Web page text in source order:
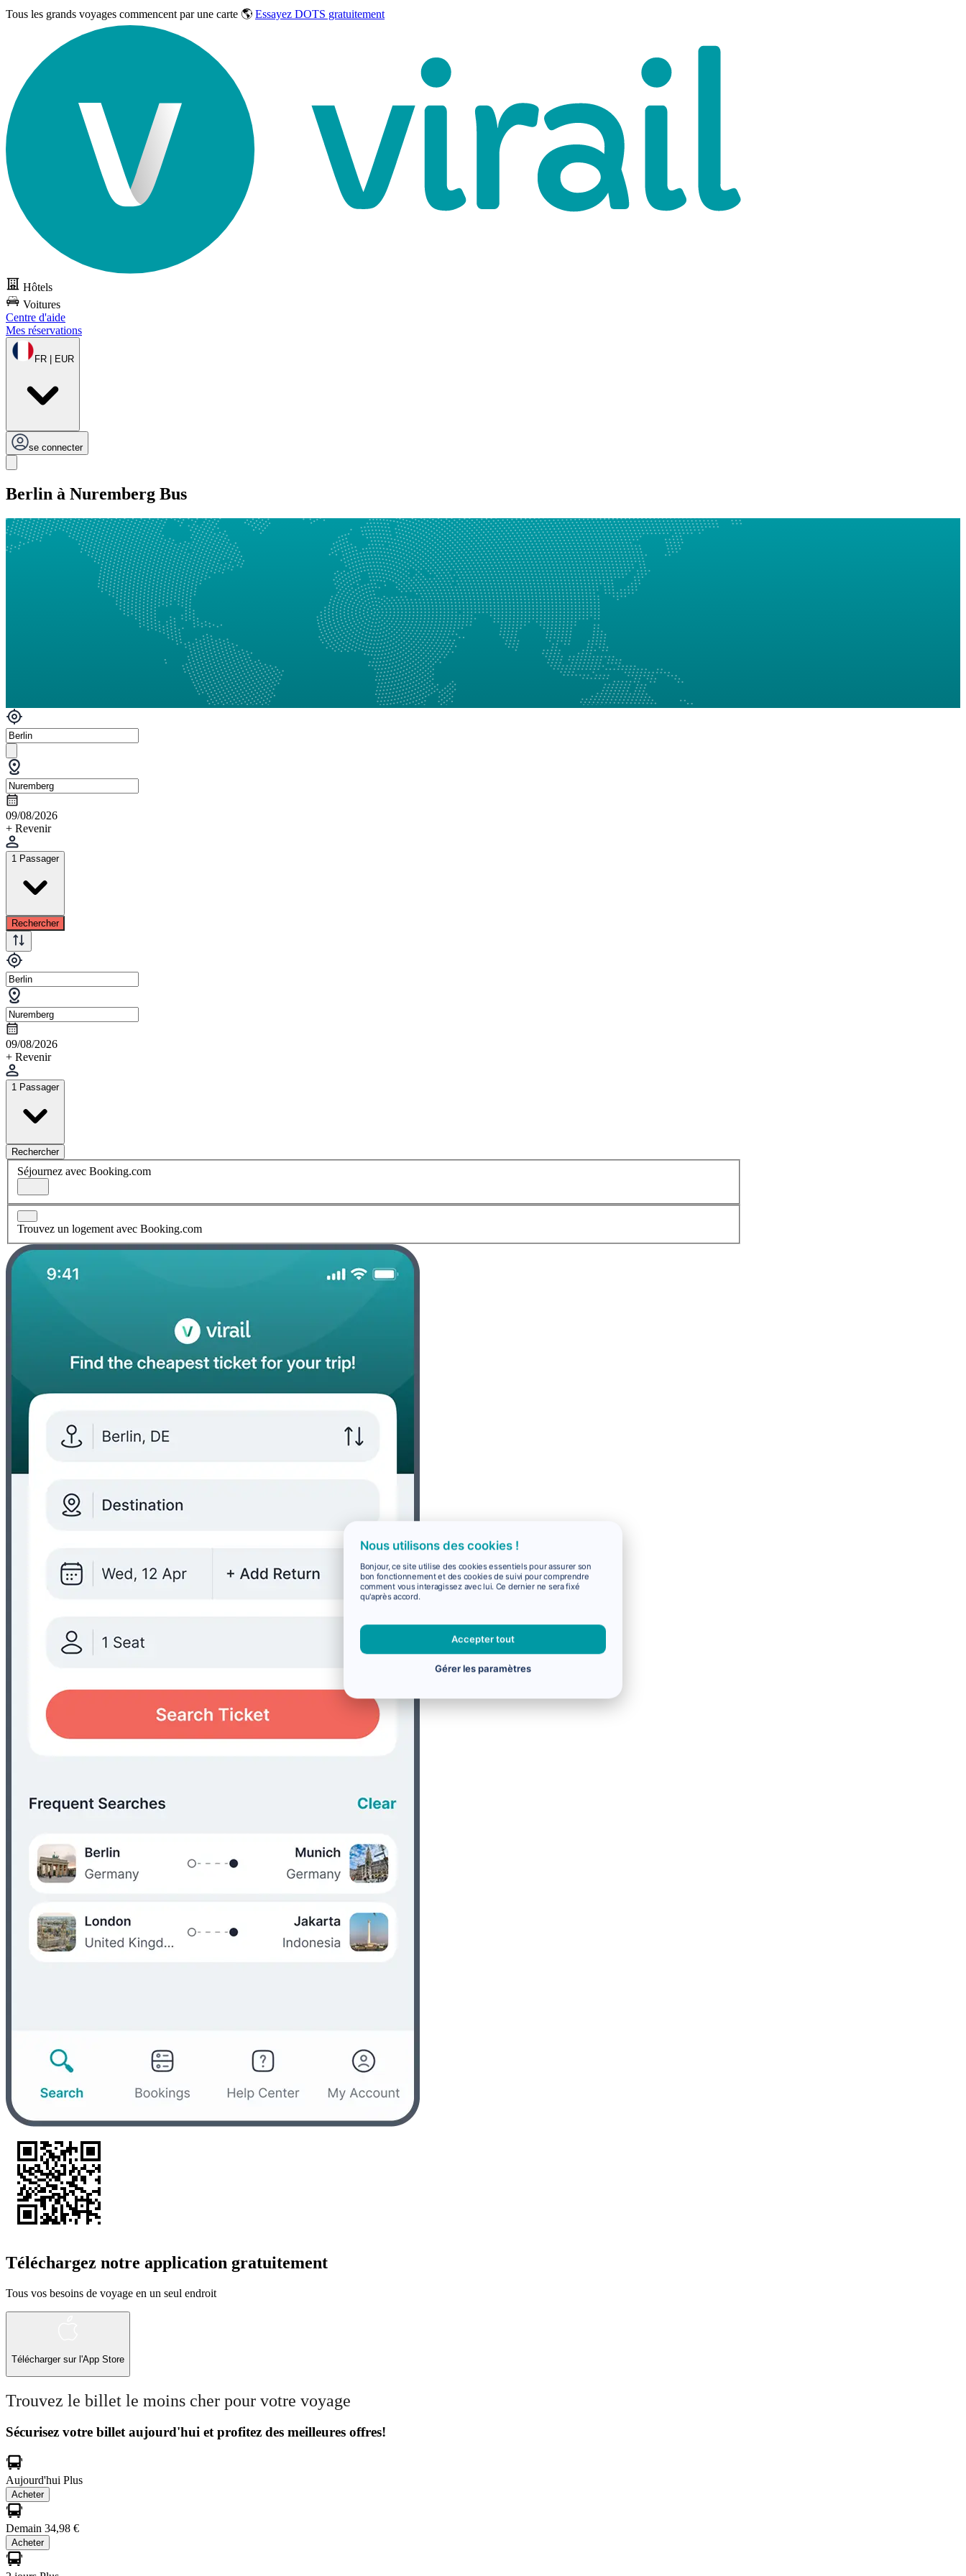
Tous les grands voyages commencent par une carte 🌎 Essayez DOTS gratuitement
Hôtels
Voitures
Centre d'aide
Mes réservations
FR | EUR
se connecter
Berlin à Nuremberg Bus
09/08/2026
+ Revenir
1 Passager
Rechercher
09/08/2026
+ Revenir
1 Passager
Rechercher
Séjournez avec Booking.com
Trouvez un logement avec Booking.com
Téléchargez notre application gratuitement
Tous vos besoins de voyage en un seul endroit
Télécharger sur l'App Store
Trouvez le billet le moins cher pour votre voyage
Sécurisez votre billet aujourd'hui et profitez des meilleures offres!
Aujourd'hui Plus
Acheter
Demain 34,98 €
Acheter
Nous utilisons des cookies !
Bonjour, ce site utilise des cookies essentiels pour assurer son
bon fonctionnement et des cookies de suivi pour comprendre
comment vous interagissez avec lui. Ce dernier ne sera fixé
qu'après accord.
Accepter tout
Gérer les paramètres